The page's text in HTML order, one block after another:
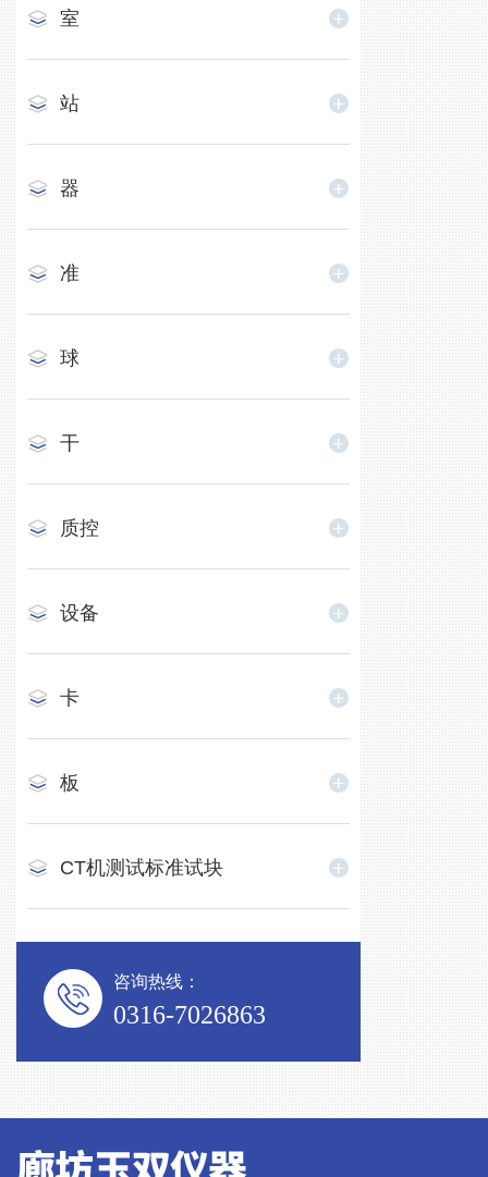
室
站
器
准
球
干
质控
设备
卡
板
CT机测试标准试块
咨询热线：
0316-7026863